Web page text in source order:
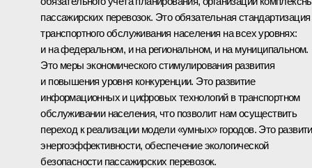
пассажирских перевозок. Это обязательная стандартизация
транспортного обслуживания населения на всех уровнях:
и на федеральном, и на региональном, и на муниципальном.
Это меры экономического стимулирования развития
и повышения уровня конкуренции. Это развитие
информационных и цифровых технологий в транспортном
обслуживании населения, что позволит нам осуществить
переход к реализации модели «умных» городов. Это
энергоэффективности, обеспечение экологической
безопасности пассажирских перевозок.